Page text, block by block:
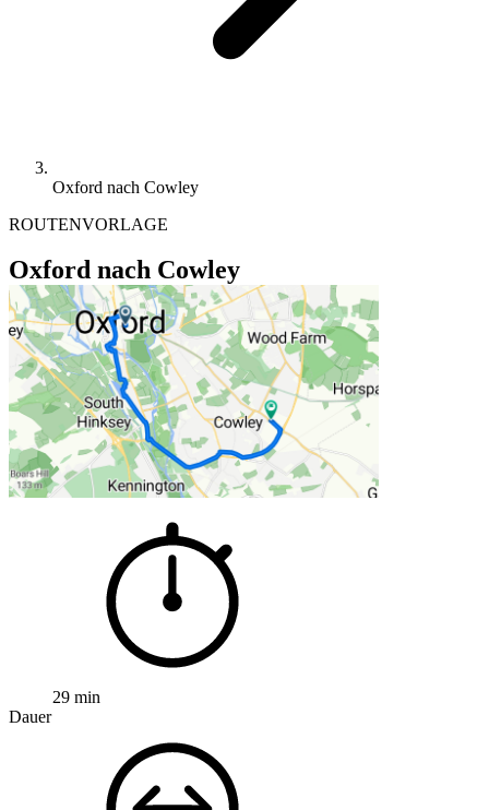
Oxford nach Cowley
ROUTENVORLAGE
Oxford nach Cowley
29 min
Dauer